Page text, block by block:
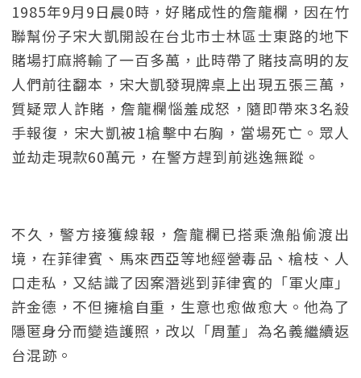
1985年9月9日晨0時，好賭成性的詹龍欄，因在竹
聯幫份子宋大凱開設在台北市士林區士東路的地下
賭場打麻將輸了一百多萬，此時帶了賭技高明的友
人們前往翻本，宋大凱發現牌桌上出現五張三萬，
質疑眾人詐賭，詹龍欄惱羞成怒，隨即帶來3名殺
手報復，宋大凱被1槍擊中右胸，當場死亡。眾人
並劫走現款60萬元，在警方趕到前逃逸無蹤。
不久，警方接獲線報，詹龍欄已搭乘漁船偷渡出
境，在菲律賓、馬來西亞等地經營毒品、槍枝、人
口走私，又結識了因案潛逃到菲律賓的「軍火庫」
許金德，不但擁槍自重，生意也愈做愈大。他為了
隱匿身分而變造護照，改以「周董」為名義繼續返
台混跡。